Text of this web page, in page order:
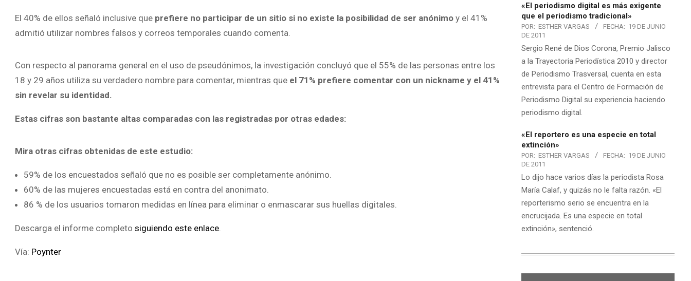
El 40% de ellos señaló inclusive que prefiere no participar de un sitio si no existe la posibilidad de ser anónimo y el 41%
admitió utilizar nombres falsos y correos temporales cuando comenta.
Con respecto al panorama general en el uso de pseudónimos, la investigación concluyó que el 55% de las personas entre los
18 y 29 años utiliza su verdadero nombre para comentar, mientras que el 71% prefiere comentar con un nickname y el 41%
sin revelar su identidad.
Estas cifras son bastante altas comparadas con las registradas por otras edades:
Mira otras cifras obtenidas de este estudio:
59% de los encuestados señaló que no es posible ser completamente anónimo.
60% de las mujeres encuestadas está en contra del anonimato.
86 % de los usuarios tomaron medidas en línea para eliminar o enmascarar sus huellas digitales.
Descarga el informe completo siguiendo este enlace
Vía: Poynter
«El periodismo digital es más exigente
que el periodismo tradicional»
POR: ESTHER VARGAS FECHA: 19 DE JUNIO
DE 2011
Sergio René de Dios Corona, Premio Jalisco
a la Trayectoria Periodística 2010 y director
de Periodismo Trasversal, cuenta en esta
entrevista para el Centro de Formación de
Periodismo Digital su experiencia haciendo
periodismo digital.
«El reportero es una especie en total
extinción»
POR: ESTHER VARGAS FECHA: 19 DE JUNIO
DE 2011
Lo dijo hace varios días la periodista Rosa
María Calaf, y quizás no le falta razón. «El
reporterismo serio se encuentra en la
encrucijada. Es una especie en total
extinción», sentenció.